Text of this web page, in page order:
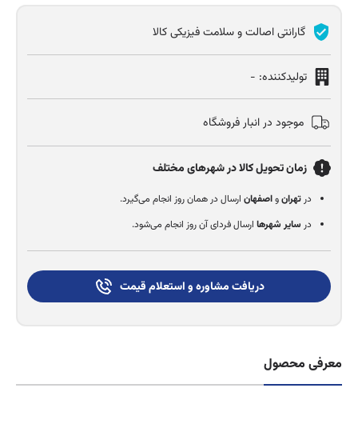
گارانتی اصالت و سلامت فیزیکی کالا
تولید‌کننده: -
موجود در انبار فروشگاه
زمان تحویل کالا در شهرهای مختلف
در تهرانواصفهان ارسال در همان روز انجام می‌گیرد.
در سایر شهرها ارسال فردای آن روز انجام می‌شود.
دریافت مشاوره و استعلام قیمت
معرفی محصول